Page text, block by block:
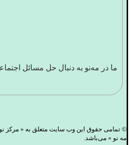
ما در مه‌نو به دنبال حل مسائل
© تمامی حقوق این وب سایت متعلق به « مرکز
مه نو » می‌باشد.